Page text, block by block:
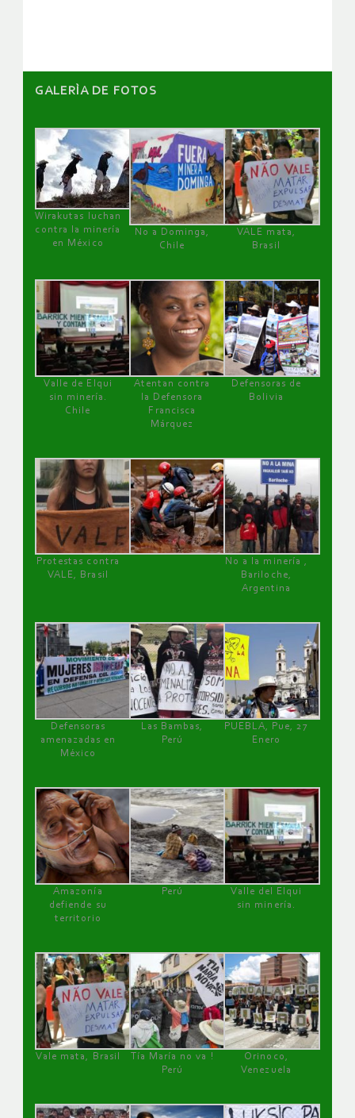
GALERÌA DE FOTOS
Wirakutas luchan
contra la minería
en México
No a Dominga,
Chile
VALE mata,
Brasil
Valle de Elqui
sin minería.
Chile
Atentan contra
la Defensora
Francisca
Márquez
Defensoras de
Bolivia
Protestas contra
VALE, Brasil
No a la minería ,
Bariloche,
Argentina
Defensoras
amenazadas en
México
Las Bambas,
Perú
PUEBLA, Pue, 27
Enero
Amazonía
defiende su
territorio
Perú
Valle del Elqui
sin minería.
Vale mata, Brasil
Tía María no va !
Perú
Orinoco,
Venezuela